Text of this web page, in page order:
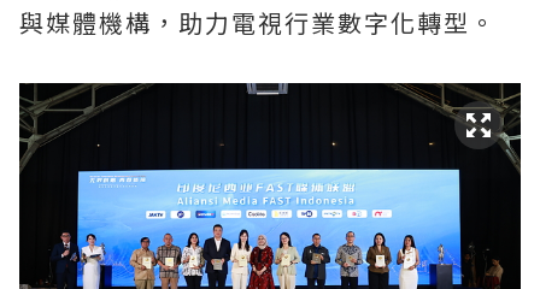
與媒體機構，助力電視行業數字化轉型。